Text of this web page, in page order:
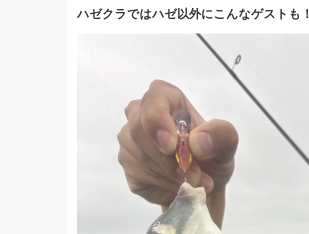
ハゼクラではハゼ以外にこんなゲストも！